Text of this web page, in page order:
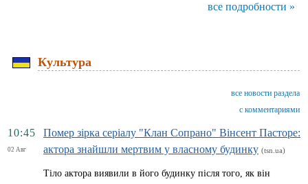
все подробности »
Культура
все новости раздела
с комментариями
10:45
02 Авг
Помер зірка серіалу "Клан Сопрано" Вінсент Пасторе:
актора знайшли мертвим у власному будинку (tsn.ua)
Тіло актора виявили в його будинку після того, як він